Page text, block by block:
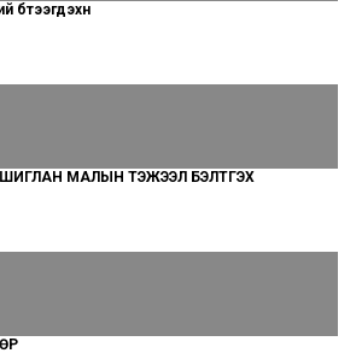
МАЛЫН ТЭЖЭЭЛ БЭЛТГЭХ